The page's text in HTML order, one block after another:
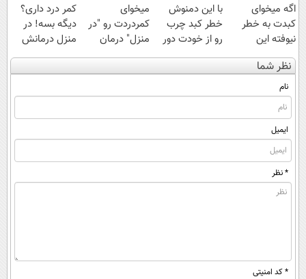
اگه میخوای
کبدت به خطر
نیوفته این
دمنوش گیاهی
رو فراموش نکن
😨
با این دمنوش
خطر کبد چرب
رو از خودت دور
کن!😓حتما
میخوای
کمردردت رو "در
منزل" درمان
کنی؟ (◂فیلم +
کمر درد داری؟
دیگه بسه! در
منزل درمانش
کن
نظر شما
نام
ایمیل
* نظر
* کد امنیتی